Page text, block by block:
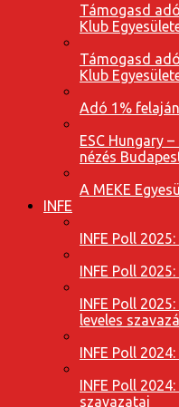
Támogasd
Klub
Támogasd
Klub
Adó 1%
ESC Hungary
nézés
A MEKE
INFE
INFE Poll
INFE Poll
INFE Poll
leveles
INFE Poll
INFE Poll
szavazatai